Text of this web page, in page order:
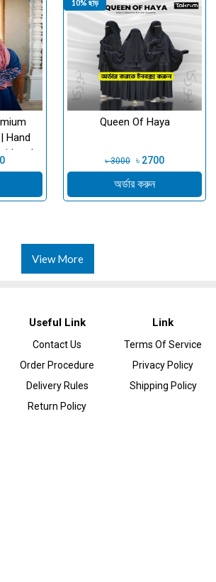
Hand
|
10% ছাড়
Queen Of Haya
৳ 3000 ৳ 2700
অর্ডার করুন
View More
Useful Link
Contact Us
Order Procedure
Delivery Rules
Return Policy
Link
Terms Of Service
Privacy Policy
Shipping Policy